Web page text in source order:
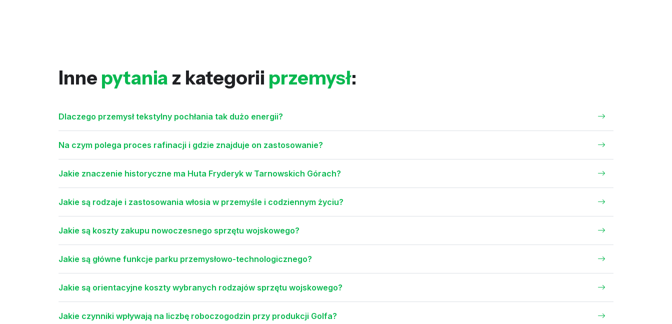
Inne pytania z kategorii przemysł:
Dlaczego przemysł tekstylny pochłania tak dużo energii?
Na czym polega proces rafinacji i gdzie znajduje on zastosowanie?
Jakie znaczenie historyczne ma Huta Fryderyk w Tarnowskich Górach?
Jakie są rodzaje i zastosowania włosia w przemyśle i codziennym życiu?
Jakie są koszty zakupu nowoczesnego sprzętu wojskowego?
Jakie są główne funkcje parku przemysłowo-technologicznego?
Jakie są orientacyjne koszty wybranych rodzajów sprzętu wojskowego?
Jakie czynniki wpływają na liczbę roboczogodzin przy produkcji Golfa?